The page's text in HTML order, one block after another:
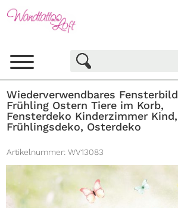
Wiederverwendbares Fensterbild
Frühling Ostern Tiere im Korb,
Fensterdeko Kinderzimmer Kind,
Frühlingsdeko, Osterdeko
Artikelnummer: WV13083